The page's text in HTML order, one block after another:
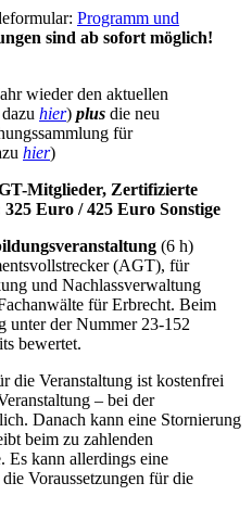
Programm und
sind ab sofort möglich!
wieder den aktuellen
hier) plus die neu
für
hier)
Mitglieder, Zertifizierte
Euro / 425 Euro Sonstige
(6 h)
(AGT), für
und Nachlassverwaltung
für Erbrecht. Beim
unter der Nummer 23-152
bewertet.
die Veranstaltung ist kostenfrei
– bei der
Danach kann eine Stornierung
beim zu zahlenden
Es kann allerdings eine
Voraussetzungen für die